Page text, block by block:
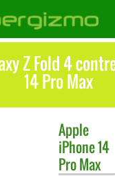
Z Fold 4
14 Pro Max
Apple
iPhone 14
Pro Max